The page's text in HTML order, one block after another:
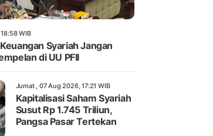
WIB
Syariah Jangan
di UU PFII
Jumat , 07 Aug 2026, 17:21 WIB
Kapitalisasi Saham Syariah
Susut Rp 1.745 Triliun,
Pangsa Pasar Tertekan